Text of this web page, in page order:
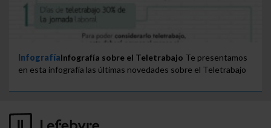
InfografíaInfografía sobre el Teletrabajo Te presentamos
en esta infografía las últimas novedades sobre el Teletrabajo